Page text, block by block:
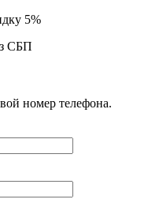
5%
СБП
номер телефона.